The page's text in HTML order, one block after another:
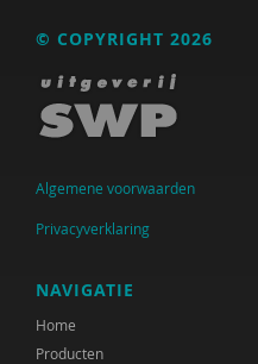
© COPYRIGHT 2026
Algemene voorwaarden
Privacyverklaring
NAVIGATIE
Home
Producten